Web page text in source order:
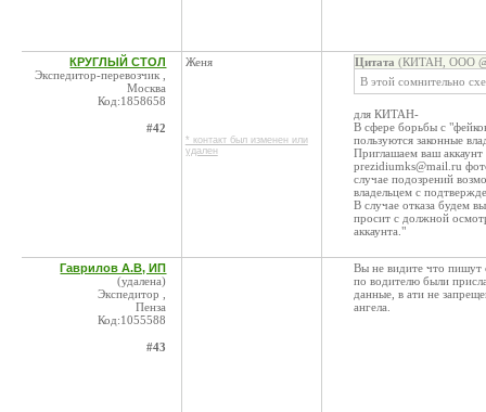
КРУГЛЫЙ СТОЛ
Экспедитор-перевозчик ,
Москва
Код:1858658
#42
Женя
* контакт был изменен или
удален
Цитата (КИТАН, ООО @
В этой сомнительно
для КИТАН-
В сфере борьбы с
пользуются законные
Приглашаем ваш
prezidiumks@mail.ru
случае подозрений
владельцем с
В случае отказа будем
просит с должной
аккаунта."
Гаврилов А.В, ИП
(удалена)
Экспедитор ,
Пенза
Код:1055588
#43
Вы не видите что пишут
по водителю были
данные, в ати не
ангела.